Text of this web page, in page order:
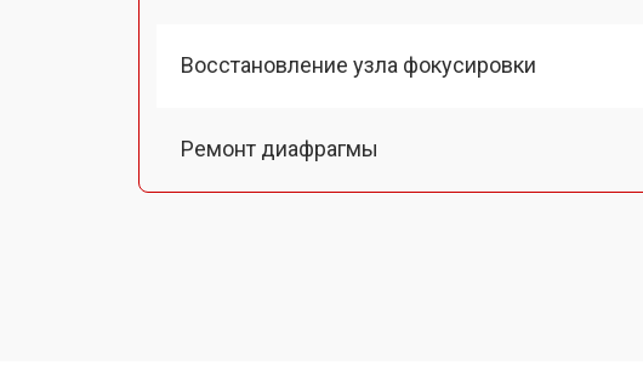
Восстановление узла фокусировки
Ремонт диафрагмы